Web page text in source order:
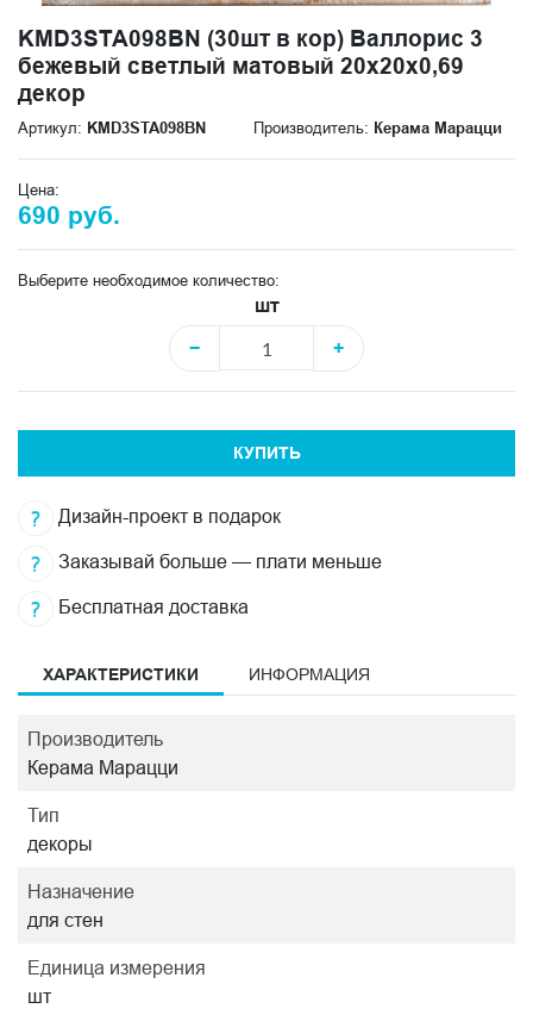
KMD3STA098BN (30шт в кор) Валлорис 3
бежевый светлый матовый 20x20x0,69
декор
Артикул: KMD3STA098BN Производитель: Керама Марацци
Цена:
690 руб.
Выберите необходимое количество:
шт
−
+
КУПИТЬ
Дизайн-проект в подарок
Заказывай больше — плати меньше
Бесплатная доставка
ХАРАКТЕРИСТИКИ ИНФОРМАЦИЯ
Производитель
Керама Марацци
Тип
декоры
Назначение
для стен
Единица измерения
шт